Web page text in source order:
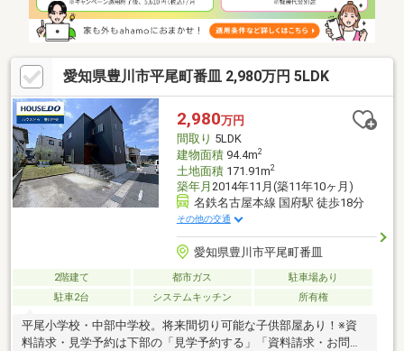
愛知県豊川市平尾町番皿 2,980万円 5LDK
2,980万円
間取り 5LDK
建物面積94.4m2
土地面積171.91m2
築年月 2014年11月(築11年10ヶ月)
名鉄名古屋本線 国府駅 徒歩18分
その他の交通
愛知県豊川市平尾町番皿
2階建て 都市ガス
駐車場あり
駐車2台
システムキッチン 所有権
平尾小学校・中部中学校。将来間切り可能な子供部屋あり！※資
料請求・見学予約は下部の「見学予約する」「資料請求・お問合